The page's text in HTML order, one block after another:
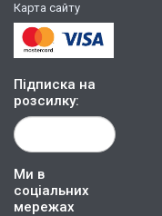
Карта сайту
Підписка на
розсилку:
Ми в
соціальних
мережах